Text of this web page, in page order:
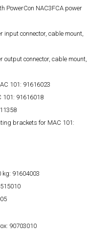
PowerCon NAC3FCA power
input connector, cable mount,
output connector, cable mount,
101: 91616023
101: 91616018
brackets for MAC 101:
kg: 91604003
90703010